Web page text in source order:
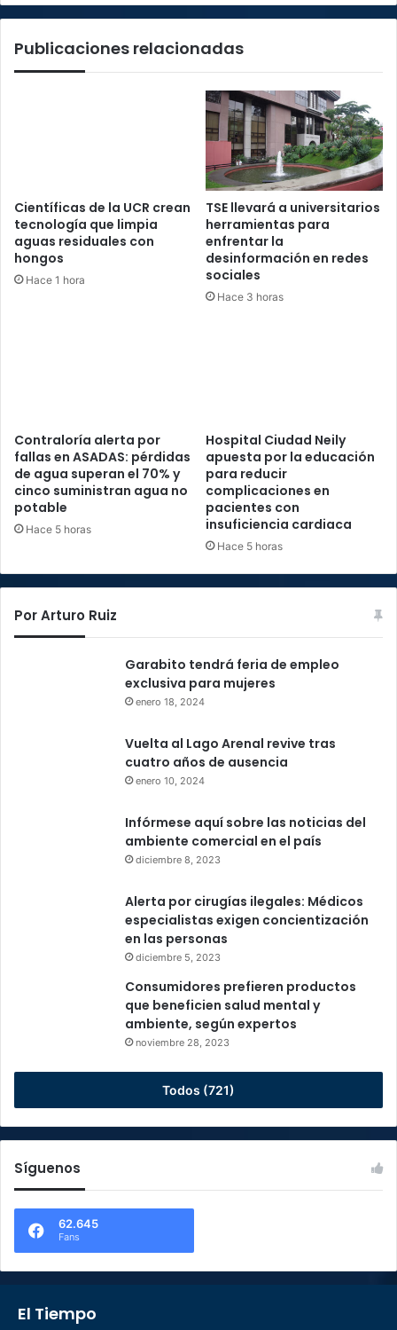
Publicaciones relacionadas
Científicas de la UCR crean
tecnología que limpia
aguas residuales con
hongos
Hace 1 hora
TSE llevará a universitarios
herramientas para
enfrentar la
desinformación en redes
sociales
Hace 3 horas
Contraloría alerta por
fallas en ASADAS: pérdidas
de agua superan el 70% y
cinco suministran agua no
potable
Hace 5 horas
Hospital Ciudad Neily
apuesta por la educación
para reducir
complicaciones en
pacientes con
insuficiencia cardiaca
Hace 5 horas
Por Arturo Ruiz
Garabito tendrá feria de empleo
exclusiva para mujeres
enero 18, 2024
Vuelta al Lago Arenal revive tras
cuatro años de ausencia
enero 10, 2024
Infórmese aquí sobre las noticias del
ambiente comercial en el país
diciembre 8, 2023
Alerta por cirugías ilegales: Médicos
especialistas exigen concientización
en las personas
diciembre 5, 2023
Consumidores prefieren productos
que beneficien salud mental y
ambiente, según expertos
noviembre 28, 2023
Todos (721)
Síguenos
62.645
Fans
El Tiempo